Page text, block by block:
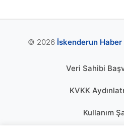
© 2026 İskenderun Haber
Veri Sahibi
KVKK
Kullanım